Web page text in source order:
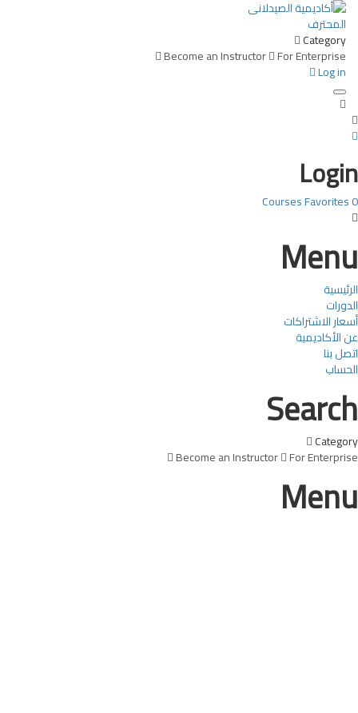
Category
Become an Instructor For Enterprise
Log in
Toggle navigation
Login
CoursesFavorites0
Menu
الرئيسية
الدورات
أسعار الاشتراكات
عن الأكاديمية
اتصل بنا
الحساب
Search
Category
Become an Instructor For Enterprise
Menu